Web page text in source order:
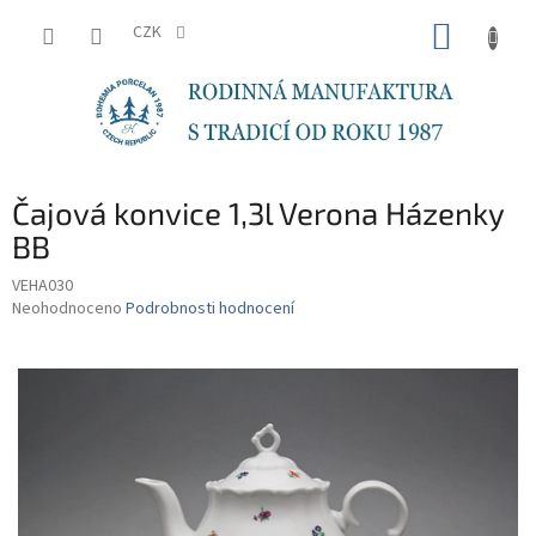
CZK
Čajová konvice 1,3l Verona Házenky
BB
VEHA030
Průměrné
je
Neohodnoceno Podrobnosti hodnocení